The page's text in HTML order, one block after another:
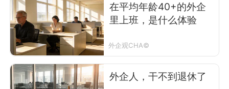
在平均年龄40+的外企
里上班，是什么体验
外企观CHA©
外企人，干不到退休了